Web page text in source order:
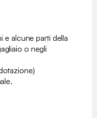
e alcune parti della
o negli